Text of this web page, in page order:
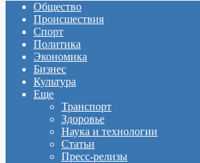
Общество
Происшествия
Спорт
Политика
Экономика
Бизнес
Культура
Еще
Транспорт
Здоровье
Наука и технологии
Статьи
Пресс-релизы